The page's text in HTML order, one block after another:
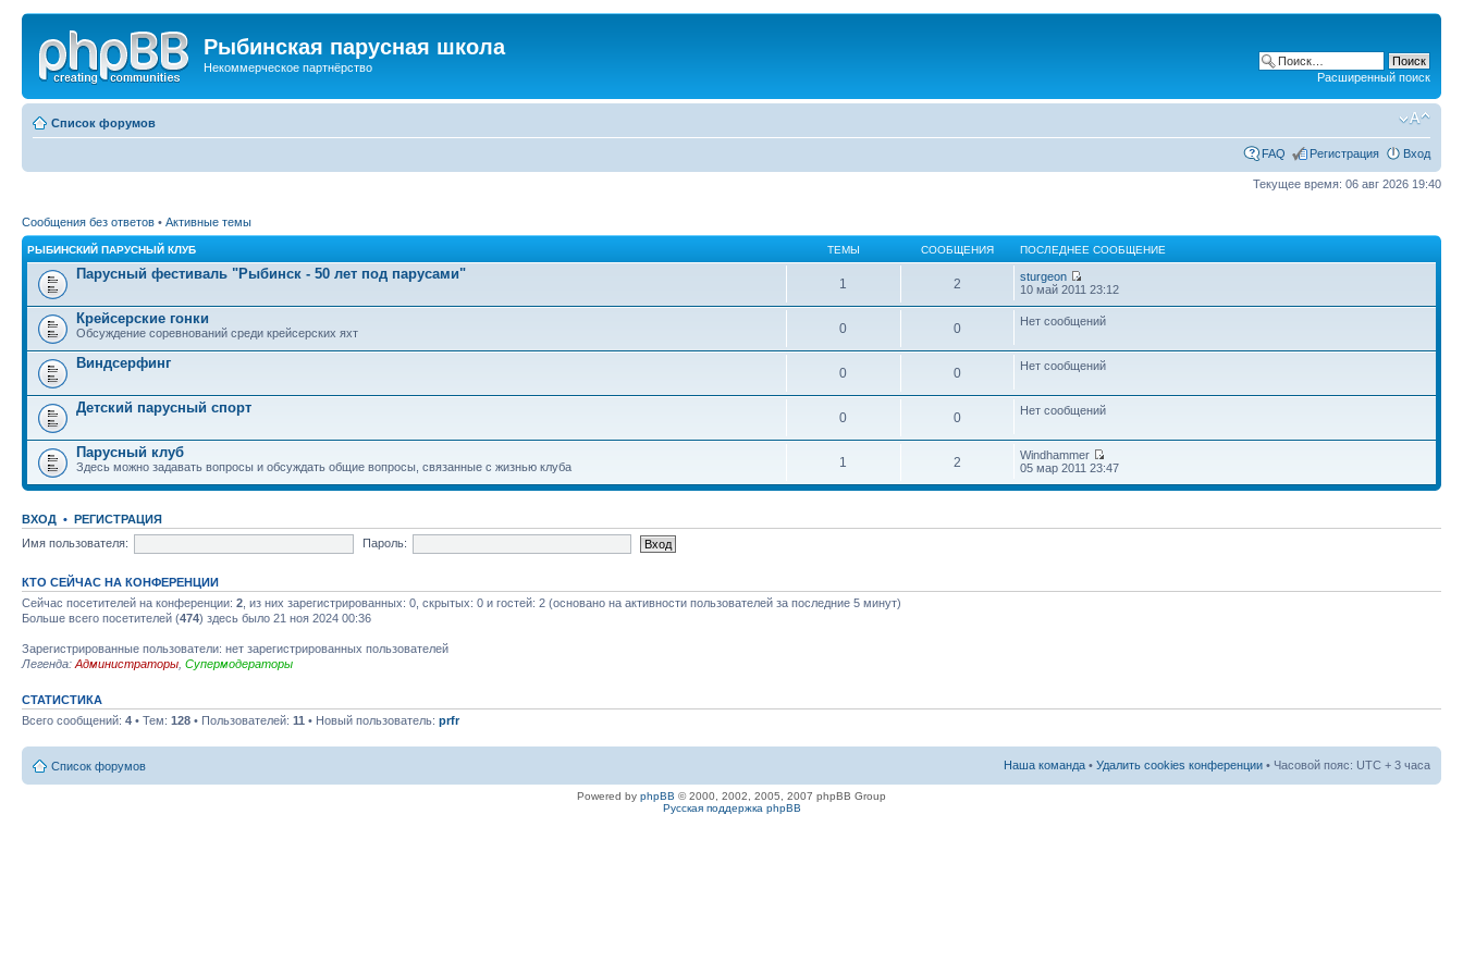
Рыбинская парусная школа
Некоммерческое партнёрство
Расширенный поиск
Список форумов
FAQ Регистрация Вход
Текущее время: 06 авг 2026 19:40
Сообщения без ответов • Активные темы
РЫБИНСКИЙ ПАРУСНЫЙ КЛУБ ТЕМЫ СООБЩЕНИЯ ПОСЛЕДНЕЕ СООБЩЕНИЕ
Парусный фестиваль "Рыбинск - 50 лет под парусами"
1 2
sturgeon
10 май 2011 23:12
Крейсерские гонки
Обсуждение соревнований среди крейсерских яхт 0 0 Нет сообщений
Виндсерфинг
0 0 Нет сообщений
Детский парусный спорт
0 0 Нет сообщений
Парусный клуб
Здесь можно задавать вопросы и обсуждать общие вопросы, связанные с жизнью клуба 1 2
Windhammer
05 мар 2011 23:47
ВХОД • РЕГИСТРАЦИЯ
Имя пользователя:
Пароль:
КТО СЕЙЧАС НА КОНФЕРЕНЦИИ
Сейчас посетителей на конференции: 2 , из них зарегистрированных: 0, скрытых: 0 и гостей: 2 (основано на активности пользователей за последние 5 минут)
Больше всего посетителей (474) здесь было 21 ноя 2024 00:36
Зарегистрированные пользователи: нет зарегистрированных пользователей
Легенда: Администраторы Супермодераторы
СТАТИСТИКА
Всего сообщений: 4 • Тем: 128 • Пользователей: 11 • Новый пользователь: prfr
Список форумов Наша команда • Удалить cookies конференции • Часовой пояс: UTC + 3 часа
Powered by phpBB © 2000, 2002, 2005, 2007 phpBB Group
Русская поддержка phpBB